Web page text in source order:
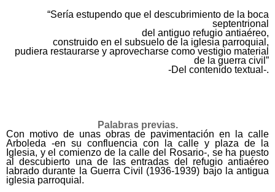
“Sería estupendo que el descubrimiento de la boca
septentrional
del antiguo refugio antiaéreo,
construido en el subsuelo de la iglesia parroquial,
pudiera restaurarse y aprovecharse como vestigio material
de la guerra civil”
-Del contenido textual-.
Palabras previas.
Con motivo de unas obras de pavimentación en la calle
Arboleda -en su confluencia con la calle y plaza de la
Iglesia, y el comienzo de la calle del Rosario-, se ha puesto
al descubierto una de las entradas del refugio antiaéreo
labrado durante la Guerra Civil (1936-1939) bajo la antigua
iglesia parroquial.